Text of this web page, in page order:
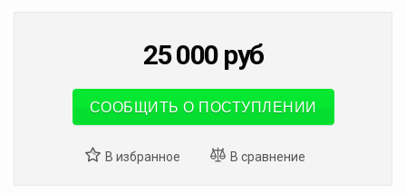
25 000 руб
СООБЩИТЬ О ПОСТУПЛЕНИИ